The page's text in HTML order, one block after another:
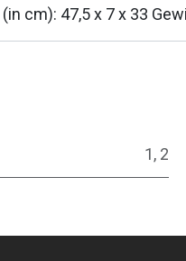
cm): 47,5 x 7 x 33
1, 2